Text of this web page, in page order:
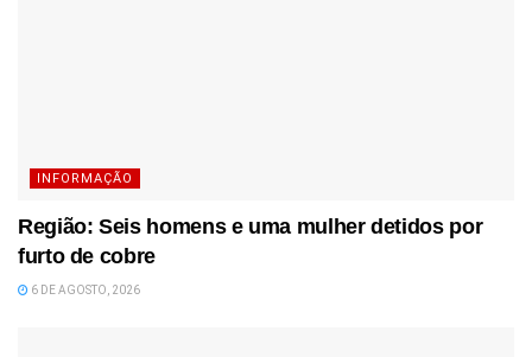
INFORMAÇÃO
Região: Seis homens e uma mulher detidos por
furto de cobre
6 DE AGOSTO, 2026